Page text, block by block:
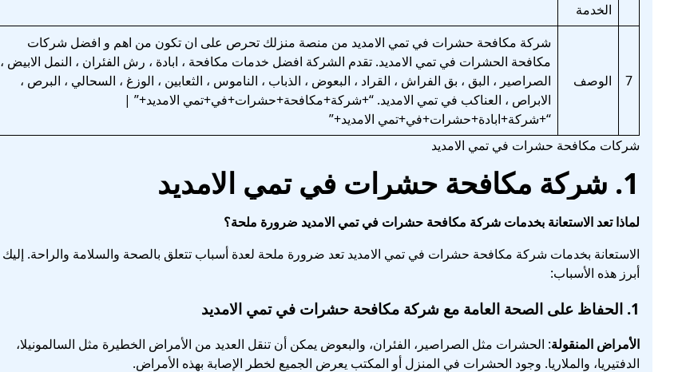
الخدمة
7 الوصف
شركة مكافحة حشرات في تمي الامديد من منصة منزلك تحرص على ان تكون من اهم و افضل شركات
مكافحة الحشرات في تمي الامديد. تقدم الشركة افضل خدمات مكافحة ، ابادة ، رش الفئران ، النمل الابيض ،
الصراصير ، البق ، بق الفراش ، القراد ، البعوض ، الذباب ، الناموس ، الثعابين ، الوزغ ، السحالي ، البرص ،
الابراص ، العناكب في تمي الامديد. “+شركة+مكافحة+حشرات+في+تمي الامديد+” |
“+شركة+ابادة+حشرات+في+تمي الامديد+”
شركات مكافحة حشرات في تمي الامديد
1. شركة مكافحة حشرات في تمي الامديد
لماذا تعد الاستعانة بخدمات شركة مكافحة حشرات في تمي الامديد ضرورة ملحة؟
الاستعانة بخدمات شركة مكافحة حشرات في تمي الامديد تعد ضرورة ملحة لعدة أسباب تتعلق بالصحة والسلامة والراحة. إليك
أبرز هذه الأسباب:
1. الحفاظ على الصحة العامة مع شركة مكافحة حشرات في تمي الامديد
الأمراض المنقولة: الحشرات مثل الصراصير، الفئران، والبعوض يمكن أن تنقل العديد من الأمراض الخطيرة مثل السالمونيلا،
الدفتيريا، والملاريا. وجود الحشرات في المنزل أو المكتب يعرض الجميع لخطر الإصابة بهذه الأمراض.